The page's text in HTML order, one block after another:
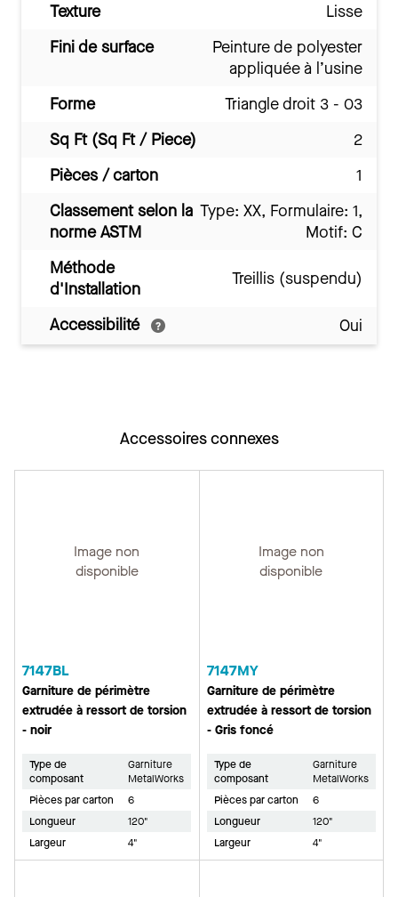
Texture
Lisse
Fini de surface
Peinture de polyester
appliquée à l’usine
Forme
Triangle droit 3 - 03
Sq Ft (Sq Ft / Piece)
2
Pièces / carton
1
Classement selon la
norme ASTM
Type: XX, Formulaire: 1,
Motif: C
Méthode
d'Installation
Treillis (suspendu)
Accessibilité Oui
Accessoires connexes
Image non
disponible
7147BL
Garniture de périmètre
extrudée à ressort de torsion
- noir
Type de
composant
Garniture
MetalWorks
Pièces par carton
6
Longueur
120"
Largeur
4"
Image non
disponible
7147MY
Garniture de périmètre
extrudée à ressort de torsion
- Gris foncé
Type de
composant
Garniture
MetalWorks
Pièces par carton
6
Longueur
120"
Largeur
4"